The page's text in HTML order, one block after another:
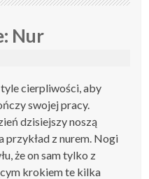
Nur
cierpliwości, aby
swojej pracy.
dzisiejszy noszą
przykład z nurem. Nogi
że on sam tylko z
krokiem te kilka